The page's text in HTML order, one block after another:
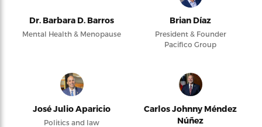
Dr. Barbara D. Barros
Mental Health & Menopause
Brian Díaz
President & Founder
Pacifico Group
José Julio Aparicio
Politics and law
Carlos Johnny Méndez
Núñez